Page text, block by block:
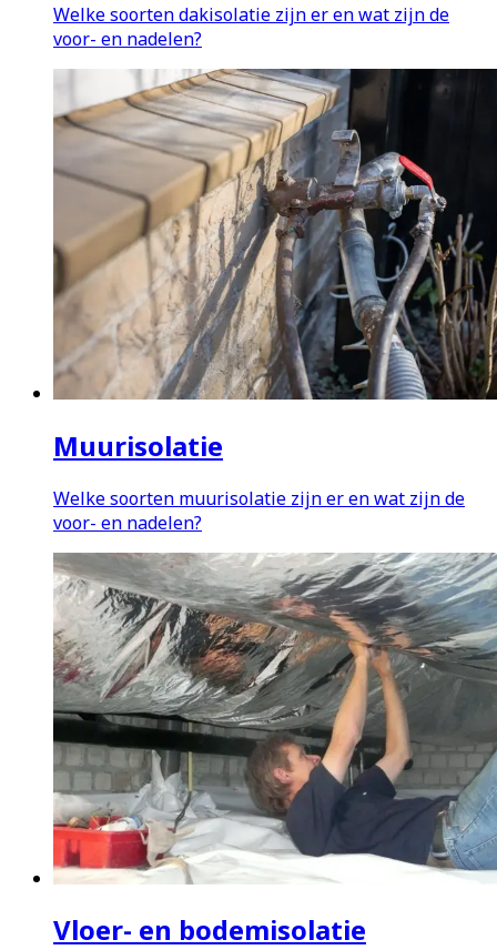
Welke soorten dakisolatie zijn er en wat zijn de
voor- en nadelen?
Muurisolatie
Welke soorten muurisolatie zijn er en wat zijn de
voor- en nadelen?
Vloer- en bodemisolatie